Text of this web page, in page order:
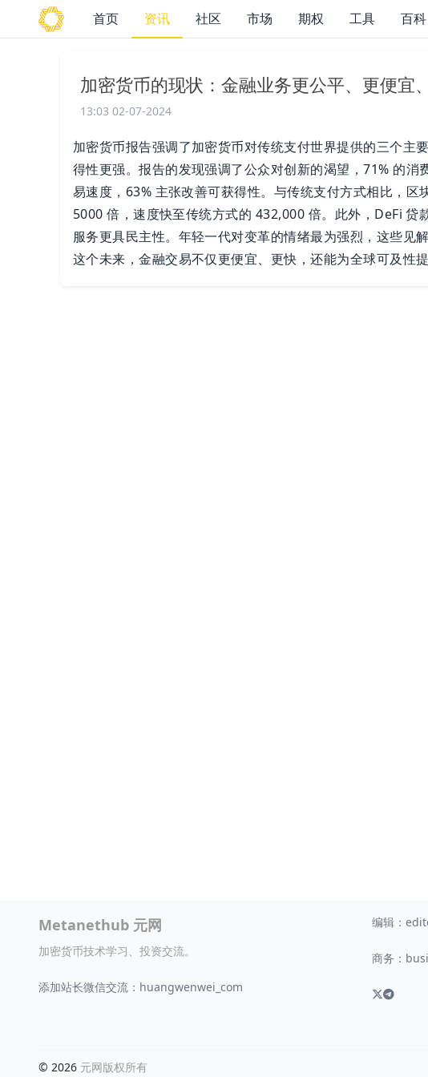
首页 资讯 社区 市场 期权 工具 百科
加密货币的现状：金融业务更公平、更便宜
13:03 02-07-2024
加密货币报告强调了加密货币对传统支付世界提供的三个主
得性更强。报告的发现强调了公众对创新的渴望，71% 的消
易速度，63% 主张改善可获得性。与传统支付方式相比，区
5000 倍，速度快至传统方式的 432,000 倍。此外，DeFi 贷
服务更具民主性。年轻一代对变革的情绪最为强烈，这些见
这个未来，金融交易不仅更便宜、更快，还能为全球可及性提
Metanethub 元网
加密货币技术学习、投资交流。
添加站长微信交流：huangwenwei_com
编辑：
商务：
© 2026 元网版权所有